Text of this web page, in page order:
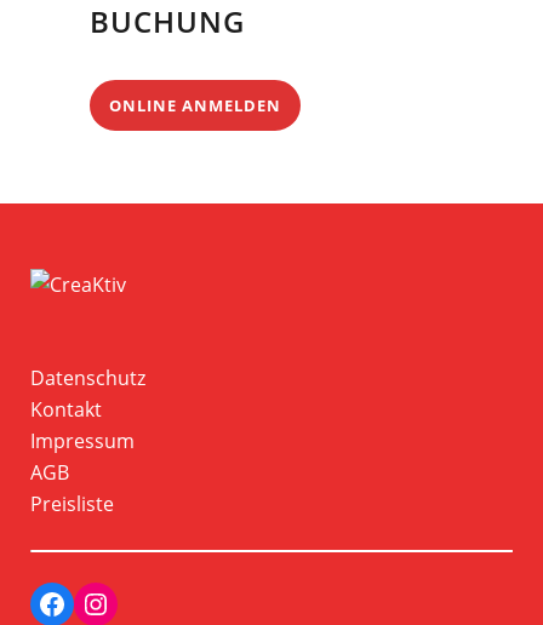
BUCHUNG
ONLINE ANMELDEN
Datenschutz
Kontakt
Impressum
AGB
Preisliste
Facebook
Instagram Profil der Tanzschule CreaKtiv